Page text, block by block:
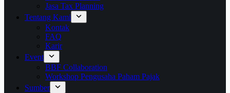
Jasa Tax Planning
Tentang Kami
Kontak
FAQ
Karir
Event
BBF Collaboration
Workshop Pengusaha Paham Pajak
Sumber